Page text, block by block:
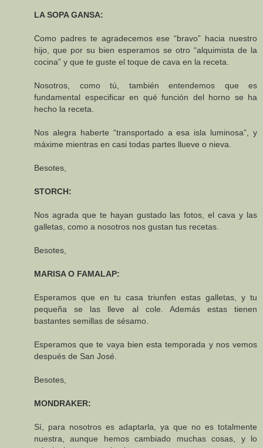
LA SOPA GANSA:
Como padres te agradecemos ese “bravo” hacia nuestro
hijo, que por su bien esperamos se otro “alquimista de la
cocina” y que te guste el toque de cava en la receta.
Nosotros, como tú, también entendemos que es
fundamental especificar en qué función del horno se ha
hecho la receta.
Nos alegra haberte “transportado a esa isla luminosa”, y
máxime mientras en casi todas partes llueve o nieva.
Besotes,
STORCH:
Nos agrada que te hayan gustado las fotos, el cava y las
galletas, como a nosotros nos gustan tus recetas.
Besotes,
MARISA O FAMALAP:
Esperamos que en tu casa triunfen estas galletas, y tu
pequeña se las lleve al cole. Además estas tienen
bastantes semillas de sésamo.
Esperamos que te vaya bien esta temporada y nos vemos
después de San José.
Besotes,
MONDRAKER:
Sí, para nosotros es adaptarla, ya que no es totalmente
nuestra, aunque hemos cambiado muchas cosas, y lo